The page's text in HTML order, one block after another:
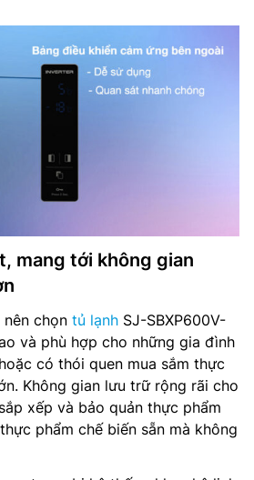
mang tới không gian
chọn tủ lạnh SJ-SBXP600V-
và phù hợp cho những gia đình
có thói quen mua sắm thực
Không gian lưu trữ rộng rãi cho
xếp và bảo quản thực phẩm
phẩm chế biến sẵn mà không